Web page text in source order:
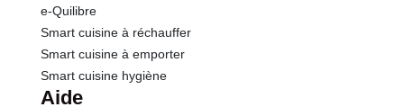
e-Quilibre
Smart cuisine à réchauffer
Smart cuisine à emporter
Smart cuisine hygiène
Aide